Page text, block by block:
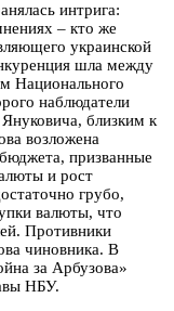
интрига:
– кто же
украинской
шла между
Национального
наблюдатели
близким к
возложена
призванные
и рост
грубо,
валюты, что
Противники
чиновника. В
за Арбузова»
НБУ.